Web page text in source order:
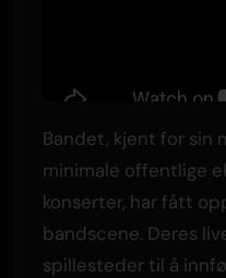
Bandet, kjent for sin
minimale offentlige
konserter, har fått
bandscene. Deres
spillesteder til å